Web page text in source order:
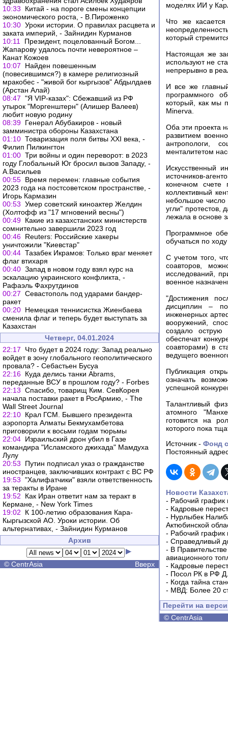
10:33
Китай - на пороге смены концепции
экономического роста, - В.Пироженко
10:30 Уроки истории. О правилах расцвета и
заката империй, - Зайнидин Курманов
10:11
Президент, поцелованный Богом...
Жапарову удалось почти невероятное –
Канат Кожоев
10:07
Найден повешенным
(повесившимся?) в камере религиозный
мракобес - "живой бог кыргызов" Абдылдаев
(Арстан Алай)
08:47 "Я VIP-казах": Сбежавший из РФ
утырок "Моргенштерн" (Алишер Валеев)
любит новую родину
08:39 Генерал Абубакиров - новый
замминистра обороны Казахстана
01:10 Товаризация поля битвы XXI века, -
Филип Пилкингтон
01:00 Три войны и один переворот: в 2023
году Глобальный Юг бросил вызов Западу, -
А.Васильев
00:55 Время перемен: главные события
2023 года на постсоветском пространстве, -
Игорь Кармазин
00:53 Умер советский киноактер Желдин
(Холтофф из "17 мгновений весны")
00:49 Какие из казахстанских министерств
сомнительно завершили 2023 год
00:46 Reuters: Российские хакеры
уничтожили "Киевстар"
00:44 Тазабек Икрамов: Только враг меняет
флаг втихаря
00:40 Запад в новом году взял курс на
эскалацию украинского конфликта, -
Рафаэль Фахрутдинов
00:27 Севастополь под ударами бандер-
ракет
00:20 Немецкая теннисистка Жиенбаева
сменила флаг и теперь будет выступать за
Казахстан
Четверг, 04.01.2024
22:17
Что будет в 2024 году: Запад реально
войдет в зону глобального геополитического
провала? - Себастьен Бусуа
22:16 Куда делись танки Abrams,
переданные ВСУ в прошлом году? - Forbes
22:13 Спасибо, товарищ Ким. СевКорея
начала поставки ракет в РосАрмию, - The
Wall Street Journal
22:10 Крал ГСМ. Бывшего президента
аэропорта Алматы Бекмухамбетова
приговорили к восьми годам тюрьмы
22:04 Израильский дрон убил в Газе
командира "Исламского джихада" Мамдуха
Лулу
20:53
Путин подписал указ о гражданстве
иностранцев, заключивших контракт с ВС РФ
19:53 "Халифатчики" взяли ответственность
за теракты в Иране
19:52
Как Иран ответит нам за теракт в
Кермане, - New York Times
19:02
К 100-летию образования Кара-
Кыргызской АО. Уроки истории. Об
альтернативах, - Зайнидин Курманов
Архив
© CentrAsia Вверх
моделях ИИ у
Что же
который
Настоящая же
используют не
непрерывно в
И все же
программного
который, как мы
Minerva.
Оба эти проекта
развитием
антропологи,
менталитетом
Искусственный
источников-
конечном счете
коллективный
небольшое число
угли" протестов,
лежала в основе
Программное
обучаться по
С учетом того,
соавторов,
исследований,
военное
"Достижения
дисциплин –
инженерных
вооружений,
создало острую
обеспечат
соавторами) в
ведущего
Публикация
означать
успешной
Талантливый
атомного
готовится на
которого пока
Источник - Фонд
Постоянный
Новости
- Рабочий график
- Кадровые
- Нурлыбек
Актюбинской
- Рабочий график
- Справедливый
- В
авиационного
- Кадровые
- Посол РК в РФ
- Когда тайна
- МВД: Более 20
Перейти на
© CentrAsia